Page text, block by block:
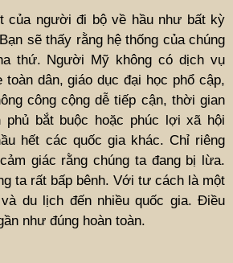
của người đi bộ về hầu như bất kỳ
sẽ thấy rằng hệ thống của chúng
thứ. Người Mỹ không có dịch vụ
dân, giáo dục đại học phổ cập,
công cộng dễ tiếp cận, thời gian
phủ bắt buộc hoặc phúc lợi xã hội
hết các quốc gia khác. Chỉ riêng
giác rằng chúng ta đang bị lừa.
ta rất bấp bênh. Với tư cách là một
du lịch đến nhiều quốc gia. Điều
như đúng hoàn toàn.